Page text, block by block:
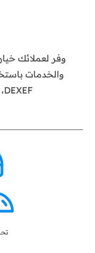
وفر لعملائك
والخدمات
DEXEF، وطرق دفع مرنة.